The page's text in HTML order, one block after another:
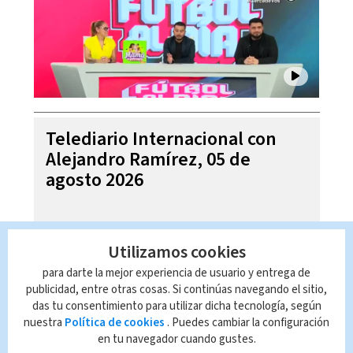
Telediario Internacional con
Alejandro Ramírez, 05 de
agosto 2026
Utilizamos cookies
para darte la mejor experiencia de usuario y entrega de
publicidad, entre otras cosas. Si continúas navegando el sitio,
das tu consentimiento para utilizar dicha tecnología, según
nuestra Política de cookies . Puedes cambiar la configuración
en tu navegador cuando gustes.